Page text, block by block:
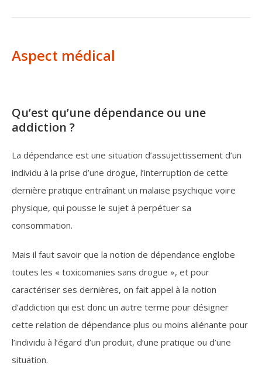
Aspect médical
Qu’est qu’une dépendance ou une
addiction ?
La dépendance est une situation d’assujettissement d’un
individu à la prise d’une drogue, l’interruption de cette
dernière pratique entraînant un malaise psychique voire
physique, qui pousse le sujet à perpétuer sa
consommation.
Mais il faut savoir que la notion de dépendance englobe
toutes les « toxicomanies sans drogue », et pour
caractériser ses dernières, on fait appel à la notion
d’addiction qui est donc un autre terme pour désigner
cette relation de dépendance plus ou moins aliénante pour
l’individu à l’égard d’un produit, d’une pratique ou d’une
situation.